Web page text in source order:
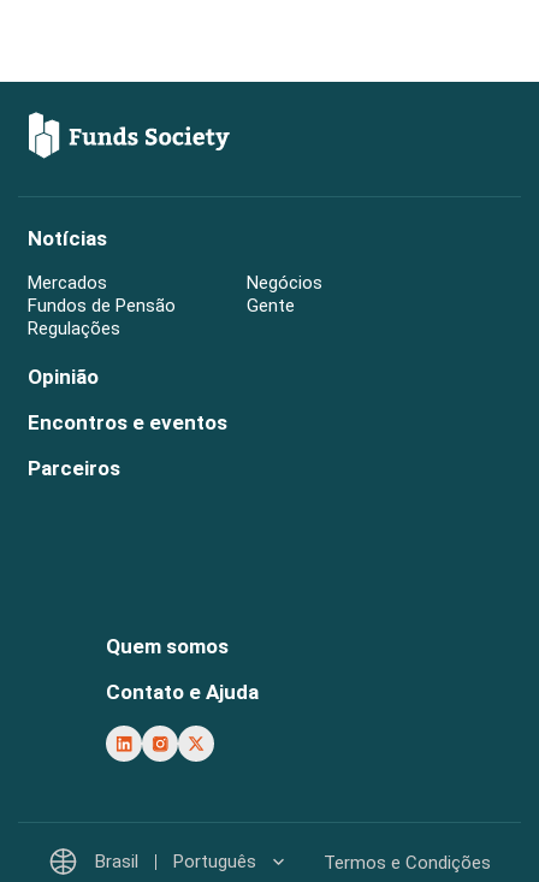
Notícias
Mercados
Negócios
Fundos de Pensão
Gente
Regulações
Opinião
Encontros e eventos
Parceiros
Quem somos
Contato e Ajuda
Brasil Português
Termos e Condições